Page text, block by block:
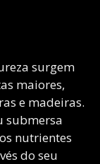
surgem
maiores,
e madeiras.
submersa
nutrientes
do seu